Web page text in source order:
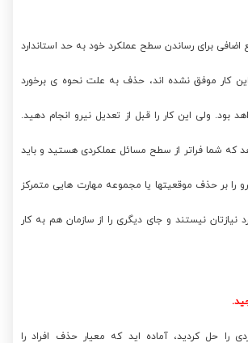
اضافی برای رساندن سطح عملکرد خود به حد استاندارد
این کار موفق نشده اند، حذف به علت نحوه ی برخورد
بود. ولی این کار را قبل از تعدیل نیرو انجام دهید.
که شما فراتر از سطح مسائل عملکردی هستید و باید
را بر حذف موقعیتها یا مجموعه مهارت هایی متمرکز
نیازتان نیستند و جای دیگری را از سازمان هم به کار
را حل کردید، آماده اید که معیار حذف افراد را